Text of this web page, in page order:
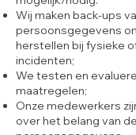
Wij maken back-ups
persoonsgegevens
herstellen bij fysieke
incidenten;
We testen en
maatregelen;
Onze medewerkers
over het belang van